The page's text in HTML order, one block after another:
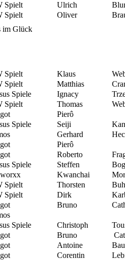
Spielt Ulrich
Spielt Oliver
im Glück
Spielt Klaus
Spielt Matthias
Spiele Ignacy
Spielt Thomas
Pierô
Spiele Seiji
Gerhard
Pierô
Roberto
Spiele Steffen
Kwanchai
Spielt Thorsten
Spielt Dirk
Bruno
Spiele Christoph
Bruno
Antoine
Corentin